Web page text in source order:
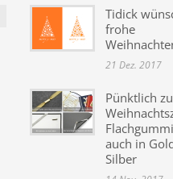
Tidick
frohe
21 Dez. 2017
Pünktlich
auch in
Silber